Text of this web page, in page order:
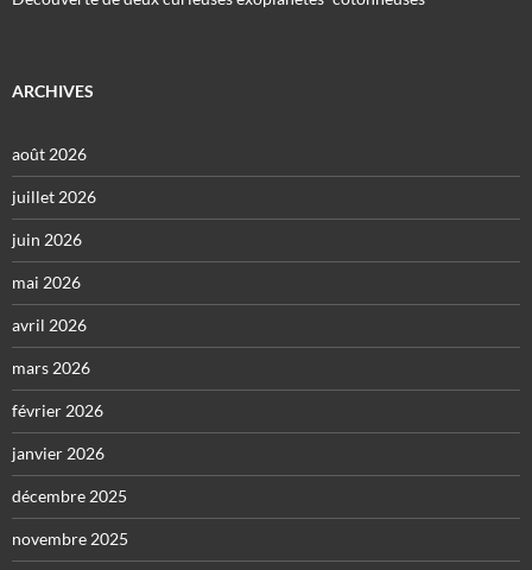
ARCHIVES
août 2026
juillet 2026
juin 2026
mai 2026
avril 2026
mars 2026
février 2026
janvier 2026
décembre 2025
novembre 2025